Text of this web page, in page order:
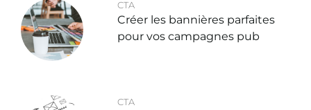
CTA
Créer les bannières parfaites
pour vos campagnes pub
CTA